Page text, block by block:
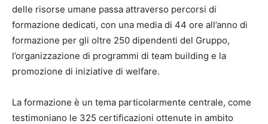
delle risorse umane passa attraverso percorsi di
formazione dedicati, con una media di 44 ore all’anno di
formazione per gli oltre 250 dipendenti del Gruppo,
l’organizzazione di programmi di team building e la
promozione di iniziative di welfare.
La formazione è un tema particolarmente centrale, come
testimoniano le 325 certificazioni ottenute in ambito